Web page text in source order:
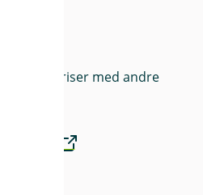
våre priser med andre